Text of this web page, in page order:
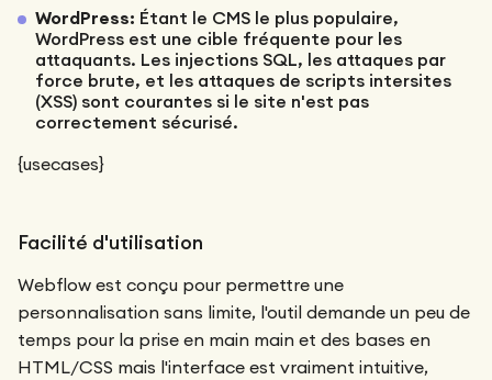
WordPress: Étant le CMS le plus populaire,
WordPress est une cible fréquente pour les
attaquants. Les injections SQL, les attaques par
force brute, et les attaques de scripts intersites
(XSS) sont courantes si le site n'est pas
correctement sécurisé.
{usecases}
Facilité d'utilisation
Webflow est conçu pour permettre une
personnalisation sans limite, l'outil demande un peu de
temps pour la prise en main main et des bases en
HTML/CSS mais l'interface est vraiment intuitive,